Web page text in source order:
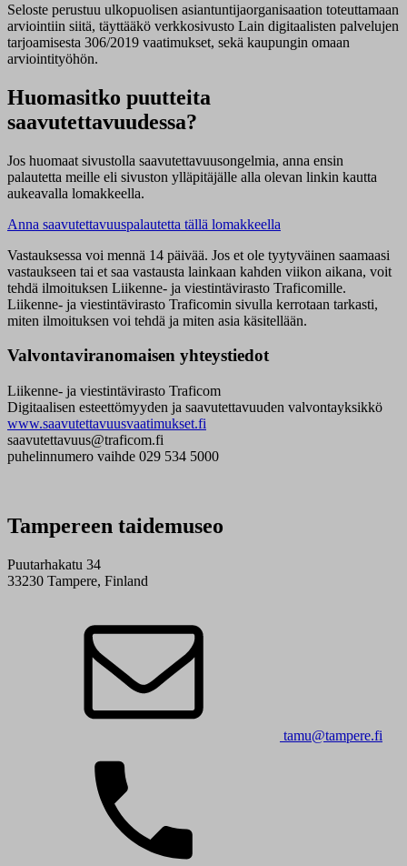
Seloste perustuu ulkopuolisen asiantuntijaorganisaation toteuttamaan
arviointiin siitä, täyttääkö verkkosivusto Lain digitaalisten palvelujen
tarjoamisesta 306/2019 vaatimukset, sekä kaupungin omaan
arviointityöhön.
Huomasitko puutteita
saavutettavuudessa?
Jos huomaat sivustolla saavutettavuusongelmia, anna ensin
palautetta meille eli sivuston ylläpitäjälle alla olevan linkin kautta
aukeavalla lomakkeella.
Anna saavutettavuuspalautetta tällä lomakkeella
Vastauksessa voi mennä 14 päivää. Jos et ole tyytyväinen saamaasi
vastaukseen tai et saa vastausta lainkaan kahden viikon aikana, voit
tehdä ilmoituksen Liikenne- ja viestintävirasto Traficomille.
Liikenne- ja viestintävirasto Traficomin sivulla kerrotaan tarkasti,
miten ilmoituksen voi tehdä ja miten asia käsitellään.
Valvontaviranomaisen yhteystiedot
Liikenne- ja viestintävirasto Traficom
Digitaalisen esteettömyyden ja saavutettavuuden valvontayksikkö
www.saavutettavuusvaatimukset.fi
saavutettavuus@traficom.fi
puhelinnumero vaihde 029 534 5000
Tampereen taidemuseo
Puutarhakatu 34
33230 Tampere, Finland
tamu@tampere.fi